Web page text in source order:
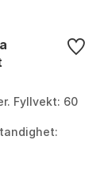
Fyllvekt: 60